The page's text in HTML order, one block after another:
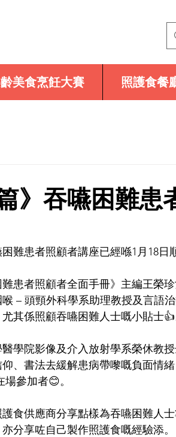
美食烹飪大賽 照護食餐
》吞嚥困難患
難患者照顧者講座已經喺1月18日
患者照顧者全面手冊》主編王榮
– 頭頸外科學系助理教授及言語
其係照顧吞嚥困難人士嘅小貼士
學院影像及介入放射學系榮休教
、書法去緩解患病帶嚟嘅負面情
參加者😊。
食供應商分享點樣為吞嚥困難人
分享咗自己製作照護食嘅經驗添。